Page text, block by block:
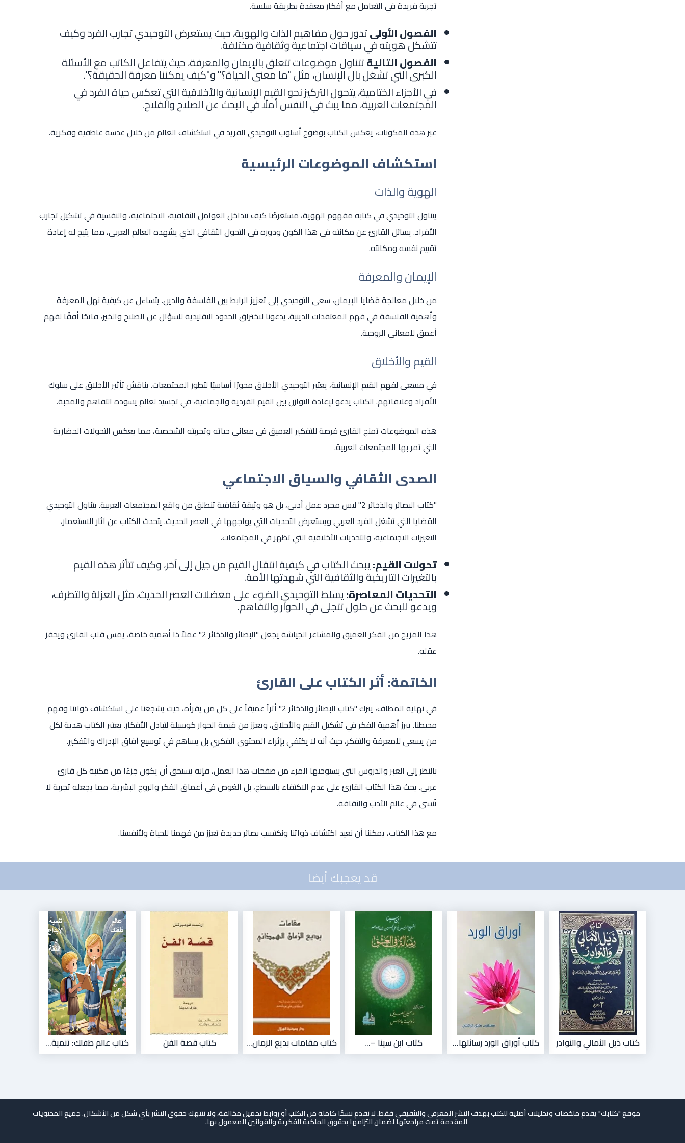
تجربة فريدة في التعامل مع أفكار معقدة بطريقة سلسة.
الفصول الأولىتدور حول مفاهيم الذات والهوية، حيث يستعرض التوحيدي تجارب الفرد وكيف
تتشكل هويته في سياقات اجتماعية وثقافية مختلفة.
الفصول التاليةتتناول موضوعات تتعلق بالإيمان والمعرفة، حيث يتفاعل الكاتب مع الأسئلة
الكبرى التي تشغل بال الإنسان، مثل "ما معنى الحياة؟" و"كيف يمكننا معرفة الحقيقة؟".
في الأجزاء الختامية، يتحول التركيز نحو القيم الإنسانية والأخلاقية التي تعكس حياة الفرد في
المجتمعات العربية، مما يبث في النفس أملًا في البحث عن الصلاح والفلاح.
عبر هذه المكونات، يعكس الكتاب بوضوح أسلوب التوحيدي الفريد في استكشاف العالم من خلال عدسة عاطفية وفكرية.
استكشاف الموضوعات الرئيسية
الهوية والذات
يتناول التوحيدي في كتابه مفهوم الهوية، مستعرضًا كيف تتداخل العوامل الثقافية، الاجتماعية، والنفسية في تشكيل تجارب
الأفراد. يسائل القارئ عن مكانته في هذا الكون ودوره في التحول الثقافي الذي يشهده العالم العربي، مما يتيح له إعادة
تقييم نفسه ومكانته.
الإيمان والمعرفة
من خلال معالجة قضايا الإيمان، سعى التوحيدي إلى تعزيز الرابط بين الفلسفة والدين. يتساءل عن كيفية نهل المعرفة
وأهمية الفلسفة في فهم المعتقدات الدينية. يدعونا لاختراق الحدود التقليدية للسؤال عن الصلاح والخير، فاتحًا أفقًا لفهم
أعمق للمعاني الروحية.
القيم والأخلاق
في مسعى لفهم القيم الإنسانية، يعتبر التوحيدي الأخلاق محورًا أساسيًا لتطور المجتمعات. يناقش تأثير الأخلاق على سلوك
الأفراد وعلاقاتهم. الكتاب يدعو لإعادة التوازن بين القيم الفردية والجماعية، في تجسيد لعالم يسوده التفاهم والمحبة.
هذه الموضوعات تمنح القارئ فرصة للتفكير العميق في معاني حياته وتجربته الشخصية، مما يعكس التحولات الحضارية
التي تمر بها المجتمعات العربية.
الصدى الثقافي والسياق الاجتماعي
"كتاب البصائر والذخائر 2" ليس مجرد عمل أدبي، بل هو وثيقة ثقافية تنطلق من واقع المجتمعات العربية. يتناول التوحيدي
القضايا التي تشغل الفرد العربي ويستعرض التحديات التي يواجهها في العصر الحديث. يتحدث الكتاب عن آثار الاستعمار،
التغيرات الاجتماعية، والتحديات الأخلاقية التي تظهر في المجتمعات.
تحولات القيم:يبحث الكتاب في كيفية انتقال القيم من جيل إلى آخر، وكيف تتأثر هذه القيم
بالتغيرات التاريخية والثقافية التي شهدتها الأمة.
التحديات المعاصرة:يسلط التوحيدي الضوء على معضلات العصر الحديث، مثل العزلة والتطرف،
ويدعو للبحث عن حلول تتجلى في الحوار والتفاهم.
هذا المزيج من الفكر العميق والمشاعر الجياشة يجعل "البصائر والذخائر 2" عملاً ذا أهمية خاصة، يمس قلب القارئ ويحفز
عقله.
الخاتمة: أثر الكتاب على القارئ
في نهاية المطاف، يترك "كتاب البصائر والذخائر 2" أثراً عميقاً على كل من يقرأه، حيث يشجعنا على استكشاف ذواتنا وفهم
محيطنا. يبرز أهمية الفكر في تشكيل القيم والأخلاق، ويعزز من قيمة الحوار كوسيلة لتبادل الأفكار. يعتبر الكتاب هدية لكل
من يسعى للمعرفة والتفكر، حيث أنه لا يكتفي بإثراء المحتوى الفكري بل يساهم في توسيع آفاق الإدراك والتفكير.
بالنظر إلى العبر والدروس التي يستوحيها المرء من صفحات هذا العمل، فإنه يستحق أن يكون جزءًا من مكتبة كل قارئ
عربي. يحث هذا الكتاب القارئ على عدم الاكتفاء بالسطح، بل الغوص في أعماق الفكر والروح البشرية، مما يجعله تجربة لا
تُنسى في عالم الأدب والثقافة.
مع هذا الكتاب، يمكننا أن نعيد اكتشاف ذواتنا ونكتسب بصائر جديدة تعزز من فهمنا للحياة ولأنفسنا.
قد يعجبك أيضاً
كتاب ذيل الأمالي والنوادر كتاب أوراق الورد رسائلها... كتاب ابن سينا –... كتاب مقامات بديع الزمان... كتاب قصة الفن كتاب عالم طفلك: تنمية...
موقع "كتابك" يقدم ملخصات وتحليلات أصلية للكتب بهدف النشر المعرفي والتثقيفي فقط. لا نقدم نسخًا كاملة من الكتب أو روابط تحميل مخالفة، ولا ننتهك حقوق النشر بأي شكل من الأشكال. جميع المحتويات
المقدمة تمت مراجعتها لضمان التزامها بحقوق الملكية الفكرية والقوانين المعمول بها.